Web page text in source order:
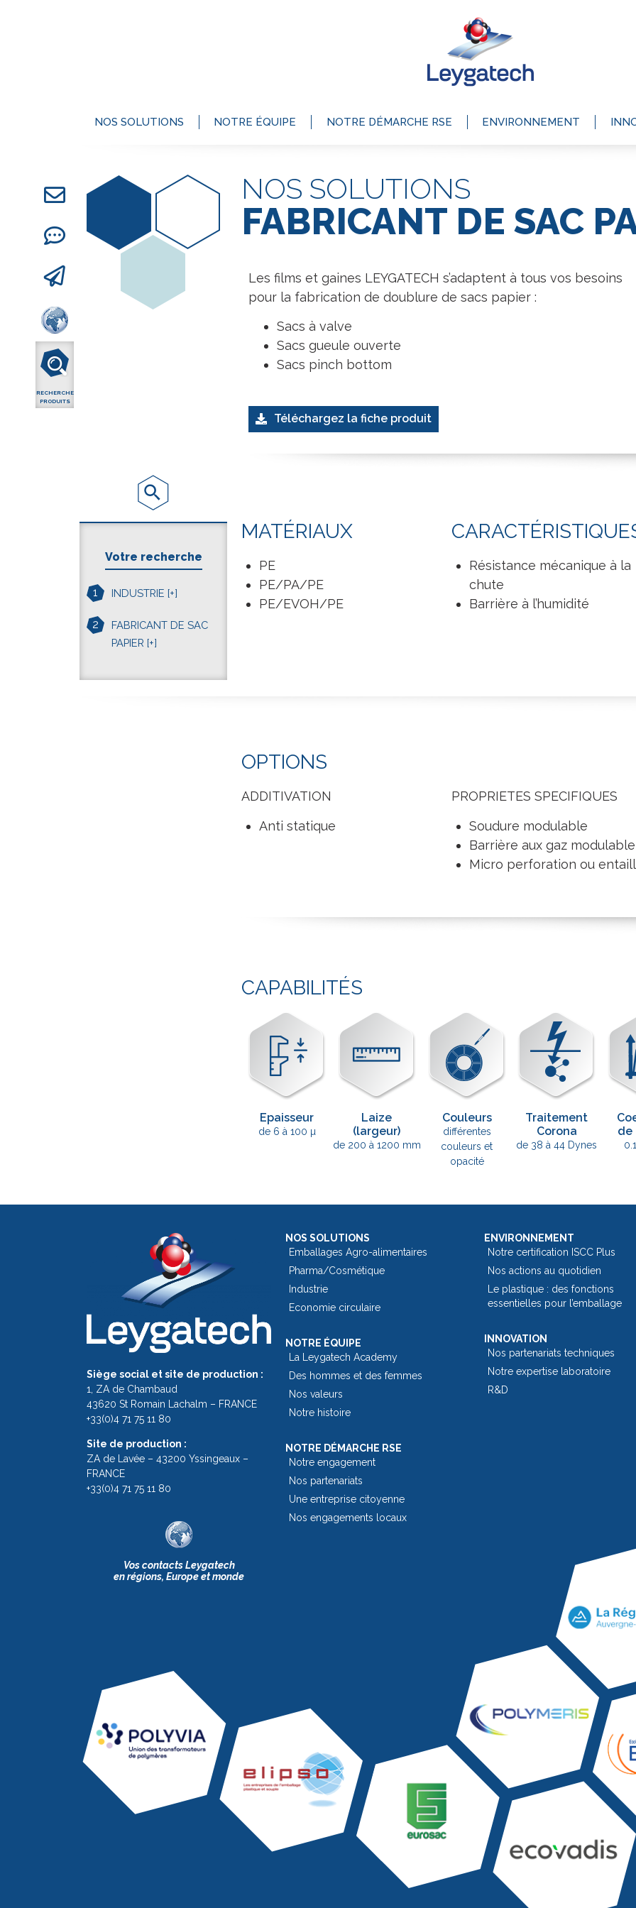
NOS SOLUTIONS NOTRE ÉQUIPE NOTRE DÉMARCHE RSE ENVIRONNEMENT
NOS SOLUTIONS
FABRICANT DE SAC
Les films et gaines LEYGATECH s’adaptent à tous vos besoins
pour la fabrication de doublure de sacs papier :
Sacs à valve
Sacs gueule ouverte
Sacs pinch bottom
Téléchargez la fiche produit
Votre recherche
1 INDUSTRIE [+]
2
FABRICANT DE SAC
PAPIER [+]
MATÉRIAUX
PE
PE/PA/PE
PE/EVOH/PE
Résistance mécanique à la
chute
Barrière à l’humidité
OPTIONS
ADDITIVATION
Anti statique
PROPRIETES SPECIFIQUES
Soudure modulable
Barrière aux gaz modulable
Micro perforation ou
CAPABILITÉS
Epaisseur
de 6 à 100 µ
Laize
(largeur)
de 200 à 1200 mm
Couleurs
différentes
couleurs et
opacité
Traitement
Corona
de 38 à 44 Dynes
de
Siège social et site de production :
1, ZA de Chambaud
43620 St Romain Lachalm – FRANCE
+33(0)4 71 75 11 80
Site de production :
ZA de Lavée – 43200 Yssingeaux –
FRANCE
+33(0)4 71 75 11 80
Vos contacts Leygatech
en régions, Europe et monde
NOS SOLUTIONS
Emballages Agro-alimentaires
Pharma/Cosmétique
Industrie
Economie circulaire
NOTRE ÉQUIPE
La Leygatech Academy
Des hommes et des femmes
Nos valeurs
Notre histoire
NOTRE DÉMARCHE RSE
Notre engagement
Nos partenariats
Une entreprise citoyenne
Nos engagements locaux
ENVIRONNEMENT
Notre certification ISCC Plus
Nos actions au quotidien
Le plastique : des fonctions
essentielles pour l’emballage​
INNOVATION
Nos partenariats techniques
Notre expertise laboratoire
R&D
RECHERCHE
PRODUITS